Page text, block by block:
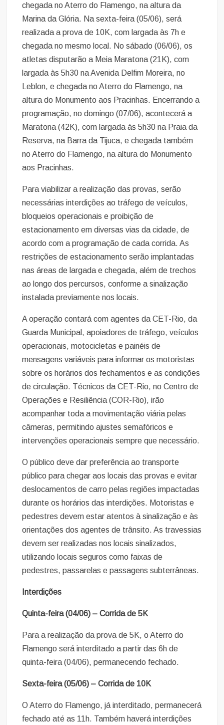
chegada no Aterro do Flamengo, na altura da
Marina da Glória. Na sexta-feira (05/06), será
realizada a prova de 10K, com largada às 7h e
chegada no mesmo local. No sábado (06/06), os
atletas disputarão a Meia Maratona (21K), com
largada às 5h30 na Avenida Delfim Moreira, no
Leblon, e chegada no Aterro do Flamengo, na
altura do Monumento aos Pracinhas. Encerrando a
programação, no domingo (07/06), acontecerá a
Maratona (42K), com largada às 5h30 na Praia da
Reserva, na Barra da Tijuca, e chegada também
no Aterro do Flamengo, na altura do Monumento
aos Pracinhas.
Para viabilizar a realização das provas, serão
necessárias interdições ao tráfego de veículos,
bloqueios operacionais e proibição de
estacionamento em diversas vias da cidade, de
acordo com a programação de cada corrida. As
restrições de estacionamento serão implantadas
nas áreas de largada e chegada, além de trechos
ao longo dos percursos, conforme a sinalização
instalada previamente nos locais.
A operação contará com agentes da CET-Rio, da
Guarda Municipal, apoiadores de tráfego, veículos
operacionais, motocicletas e painéis de
mensagens variáveis para informar os motoristas
sobre os horários dos fechamentos e as condições
de circulação. Técnicos da CET-Rio, no Centro de
Operações e Resiliência (COR-Rio), irão
acompanhar toda a movimentação viária pelas
câmeras, permitindo ajustes semafóricos e
intervenções operacionais sempre que necessário.
O público deve dar preferência ao transporte
público para chegar aos locais das provas e evitar
deslocamentos de carro pelas regiões impactadas
durante os horários das interdições. Motoristas e
pedestres devem estar atentos à sinalização e às
orientações dos agentes de trânsito. As travessias
devem ser realizadas nos locais sinalizados,
utilizando locais seguros como faixas de
pedestres, passarelas e passagens subterrâneas.
Interdições
Quinta-feira (04/06) – Corrida de 5K
Para a realização da prova de 5K, o Aterro do
Flamengo será interditado a partir das 6h de
quinta-feira (04/06), permanecendo fechado.
Sexta-feira (05/06) – Corrida de 10K
O Aterro do Flamengo, já interditado, permanecerá
fechado até as 11h. Também haverá interdições